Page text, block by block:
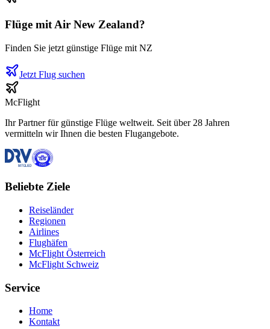
Flüge mit Air New Zealand?
Finden Sie jetzt günstige Flüge mit NZ
Jetzt Flug suchen
McFlight
Ihr Partner für günstige Flüge weltweit. Seit über 28 Jahren
vermitteln wir Ihnen die besten Flugangebote.
Beliebte Ziele
Reiseländer
Regionen
Airlines
Flughäfen
McFlight Österreich
McFlight Schweiz
Service
Home
Kontakt